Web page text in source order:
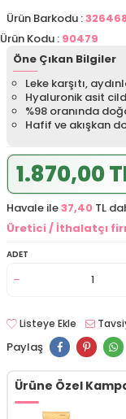
Ürün Barkodu :
Ürün Kodu : 90479
Öne Çıkan Bilgiler
Leke karşıtı,
Hyaluronik asit
%98 oranında
Hafif ve akışkan
1.870,00
Havale ile37,40 TL
Üretici / İthalatçı
ADET
Listeye Ekle
Paylaş
Ürüne Özel